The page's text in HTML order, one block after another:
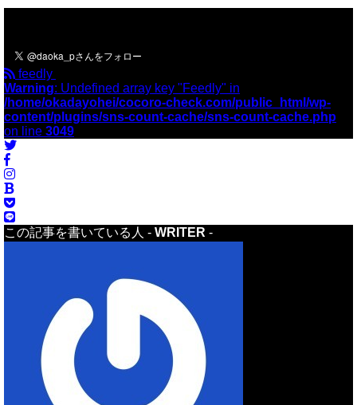
feedly
Warning: Undefined array key "Feedly" in
/home/okadayohei/cocoro-check.com/public_html/wp-
content/plugins/sns-count-cache/sns-count-cache.php
on line 3049
この記事を書いている人 - WRITER -